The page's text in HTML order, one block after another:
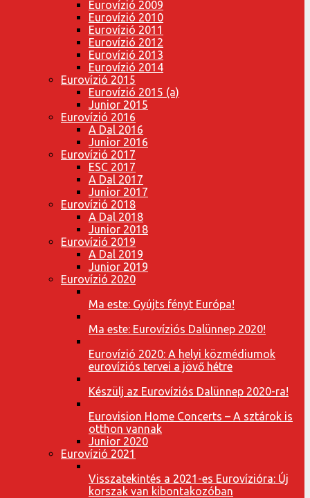
Eurovízió 2009
Eurovízió 2010
Eurovízió 2011
Eurovízió 2012
Eurovízió 2013
Eurovízió 2014
Eurovízió 2015
Eurovízió 2015 (a)
Junior 2015
Eurovízió 2016
A Dal 2016
Junior 2016
Eurovízió 2017
ESC 2017
A Dal 2017
Junior 2017
Eurovízió 2018
A Dal 2018
Junior 2018
Eurovízió 2019
A Dal 2019
Junior 2019
Eurovízió 2020
Ma este: Gyújts fényt Európa!
Ma este: Eurovíziós Dalünnep 2020!
Eurovízió 2020: A helyi közmédiumok
eurovíziós tervei a jövő hétre
Készülj az Eurovíziós Dalünnep 2020-ra!
Eurovision Home Concerts – A sztárok is
otthon vannak
Junior 2020
Eurovízió 2021
Visszatekintés a 2021-es Eurovízióra: Új
korszak van kibontakozóban